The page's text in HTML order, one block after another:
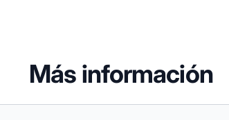
Más información
escalar anuncios nativos en 2022